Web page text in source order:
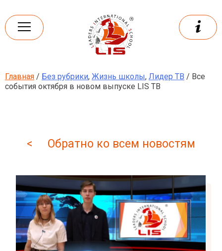
content
Leaders
International school
Главная / Без рубрики, Жизнь школы, Лидер ТВ / Все
события октября в новом выпуске LIS ТВ
< Обратно ко всем новостям